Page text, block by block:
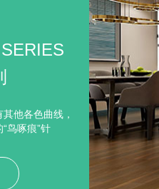
各色曲线，
“鸟啄痕”针